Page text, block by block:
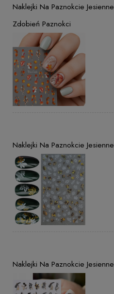
Naklejki Na Paznokcie
Zdobień Paznokci
Naklejki Na Paznokcie
Naklejki Na Paznokcie